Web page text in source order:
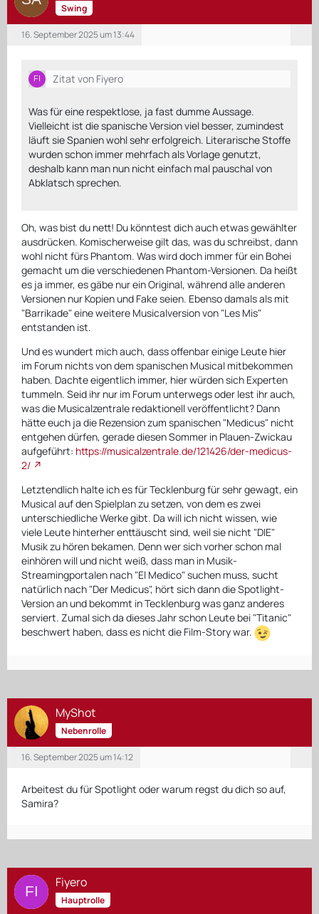
Swing
16. September 2025 um 13:44
Zitat von Fiyero
Was für eine respektlose, ja fast dumme Aussage.
Vielleicht ist die spanische Version viel besser, zumindest
läuft sie Spanien wohl sehr erfolgreich. Literarische Stoffe
wurden schon immer mehrfach als Vorlage genutzt,
deshalb kann man nun nicht einfach mal pauschal von
Abklatsch sprechen.
Oh, was bist du nett! Du könntest dich auch etwas gewählter
ausdrücken. Komischerweise gilt das, was du schreibst, dann
wohl nicht fürs Phantom. Was wird doch immer für ein Bohei
gemacht um die verschiedenen Phantom-Versionen. Da heißt
es ja immer, es gäbe nur ein Original, während alle anderen
Versionen nur Kopien und Fake seien. Ebenso damals als mit
"Barrikade" eine weitere Musicalversion von "Les Mis"
entstanden ist.
Und es wundert mich auch, dass offenbar einige Leute hier
im Forum nichts von dem spanischen Musical mitbekommen
haben. Dachte eigentlich immer, hier würden sich Experten
tummeln. Seid ihr nur im Forum unterwegs oder lest ihr auch,
was die Musicalzentrale redaktionell veröffentlicht? Dann
hätte euch ja die Rezension zum spanischen "Medicus" nicht
entgehen dürfen, gerade diesen Sommer in Plauen-Zwickau
aufgeführt: https://musicalzentrale.de/121426/der-medicus-
2/
Letztendlich halte ich es für Tecklenburg für sehr gewagt, ein
Musical auf den Spielplan zu setzen, von dem es zwei
unterschiedliche Werke gibt. Da will ich nicht wissen, wie
viele Leute hinterher enttäuscht sind, weil sie nicht "DIE"
Musik zu hören bekamen. Denn wer sich vorher schon mal
einhören will und nicht weiß, dass man in Musik-
Streamingportalen nach "El Medico" suchen muss, sucht
natürlich nach "Der Medicus", hört sich dann die Spotlight-
Version an und bekommt in Tecklenburg was ganz anderes
serviert. Zumal sich da dieses Jahr schon Leute bei "Titanic"
beschwert haben, dass es nicht die Film-Story war.
MyShot
Nebenrolle
16. September 2025 um 14:12
Arbeitest du für Spotlight oder warum regst du dich so auf,
Samira?
Fiyero
Hauptrolle